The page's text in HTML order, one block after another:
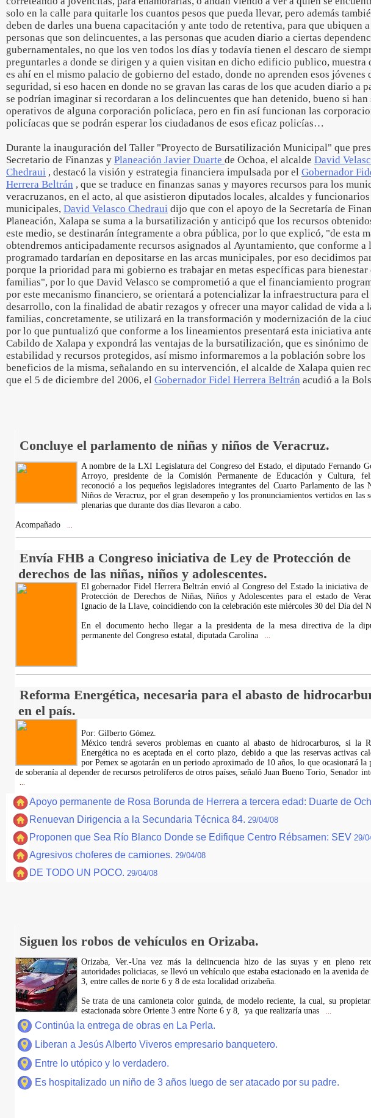
solo en la calle para quitarle los cuantos pesos que pueda llevar, pero además
deben de darles una buena capacitación y ante todo de retentiva, para que ubiquen
personas que son delincuentes, a las personas que acuden diario a ciertas
gubernamentales, no que los ven todos los días y todavía tienen el descaro de
preguntarles a donde se dirigen y a quien visitan en dicho edificio publico, muestra
es ahí en el mismo palacio de gobierno del estado, donde no aprenden esos jóvenes
seguridad, si eso hacen en donde no se gravan las caras de los que acuden diario a
se podrían imaginar si recordaran a los delincuentes que han detenido, bueno si han
operativos de alguna corporación policíaca, pero en fin así funcionan las
policíacas que se podrán esperar los ciudadanos de esos eficaz policías…
Durante la inauguración del Taller "Proyecto de Bursatilización Municipal" que
Secretario de Finanzas y Planeación Javier Duarte de Ochoa, el alcalde David
Chedraui , destacó la visión y estrategia financiera impulsada por el Gobernador
Herrera Beltrán , que se traduce en finanzas sanas y mayores recursos para los
veracruzanos, en el acto, al que asistieron diputados locales, alcaldes y funcionarios
municipales, David Velasco Chedraui dijo que con el apoyo de la Secretaría de
Planeación, Xalapa se suma a la bursatilización y anticipó que los recursos
este medio, se destinarán íntegramente a obra pública, por lo que explicó, "de esta
obtendremos anticipadamente recursos asignados al Ayuntamiento, que conforme a
programado tardarían en depositarse en las arcas municipales, por eso decidimos
porque la prioridad para mi gobierno es trabajar en metas específicas para bienestar
familias", por lo que David Velasco se comprometió a que el financiamiento
por este mecanismo financiero, se orientará a potencializar la infraestructura para el
desarrollo, con la finalidad de abatir rezagos y ofrecer una mayor calidad de vida a
familias, concretamente, se utilizará en la transformación y modernización de la
por lo que puntualizó que conforme a los lineamientos presentará esta iniciativa
Cabildo de Xalapa y expondrá las ventajas de la bursatilización, que es sinónimo de
estabilidad y recursos protegidos, así mismo informaremos a la población sobre los
beneficios de la misma, señalando en su intervención, el alcalde de Xalapa quien
que el 5 de diciembre del 2006, el Gobernador Fidel Herrera Beltrán acudió a la
Concluye el parlamento de niñas y niños de Veracruz.
A nombre de la LXI Legislatura del Congreso del Estado, el diputado Fernando
Arroyo, presidente de la Comisión Permanente de Educación y Cultura,
reconoció a los pequeños legisladores integrantes del Cuarto Parlamento de las
Niños de Veracruz, por el gran desempeño y los pronunciamientos vertidos en las
plenarias que durante dos días llevaron a cabo.
Acompañado
Envía FHB a Congreso iniciativa de Ley de Protección de
derechos de las niñas, niños y adolescentes.
El gobernador Fidel Herrera Beltrán envió al Congreso del Estado la iniciativa de
Protección de Derechos de Niñas, Niños y Adolescentes para el estado de
Ignacio de la Llave, coincidiendo con la celebración este miércoles 30 del Día del
En el documento hecho llegar a la presidenta de la mesa directiva de la
permanente del Congreso estatal, diputada Carolina
Reforma Energética, necesaria para el abasto de
en el país.
Por: Gilberto Gómez.
México tendrá severos problemas en cuanto al abasto de hidrocarburos, si la
Energética no es aceptada en el corto plazo, debido a que las reservas activas
por Pemex se agotarán en un periodo aproximado de 10 años, lo que ocasionará la
de soberanía al depender de recursos petrolíferos de otros países, señaló Juan Bueno Torio, Senador
Apoyo permanente de Rosa Borunda de Herrera a tercera edad: Duarte de
Renuevan Dirigencia a la Secundaria Técnica 84. 29/04/08
Proponen que Sea Río Blanco Donde se Edifique Centro Rébsamen: SEV 29/
Agresivos choferes de camiones. 29/04/08
DE TODO UN POCO. 29/04/08
Siguen los robos de vehículos en Orizaba.
Orizaba, Ver.-Una vez más la delincuencia hizo de las suyas y en pleno
autoridades policiacas, se llevó un vehículo que estaba estacionado en la avenida
3, entre calles de norte 6 y 8 de esta localidad orizabeña.
Se trata de una camioneta color guinda, de modelo reciente, la cual, su
estacionada sobre Oriente 3 entre Norte 6 y 8, ya que realizaría unas
Continúa la entrega de obras en La Perla.
Liberan a Jesús Alberto Viveros empresario banquetero.
Entre lo utópico y lo verdadero.
Es hospitalizado un niño de 3 años luego de ser atacado por su padre.